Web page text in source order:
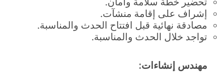
إشراف على إقامة منشآت.
مصادقة نهائية قبل افتتاح الحدث والمناسبة.
تواجد خلال الحدث والمناسبة.
مهندس إنشاءات: